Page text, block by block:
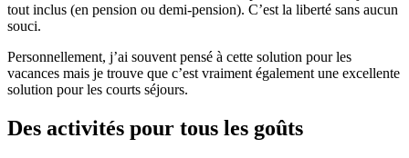
tout inclus (en pension ou demi-pension). C’est la liberté sans aucun
souci.
Personnellement, j’ai souvent pensé à cette solution pour les
vacances mais je trouve que c’est vraiment également une excellente
solution pour les courts séjours.
Des activités pour tous les goûts